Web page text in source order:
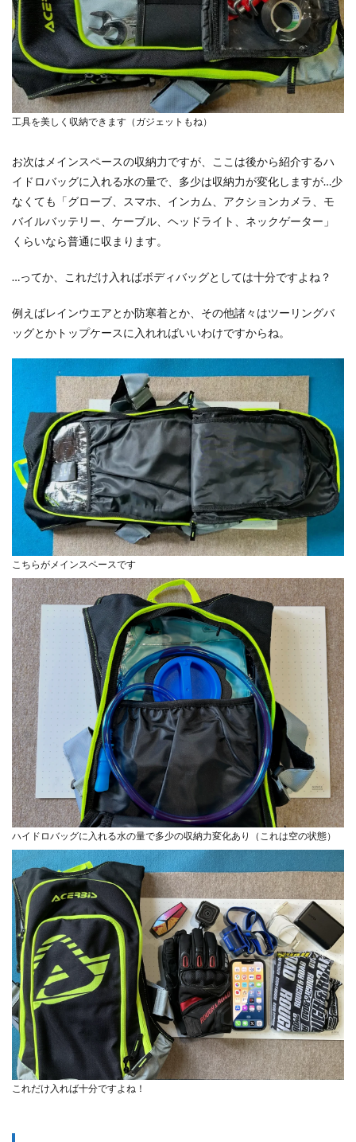
工具を美しく収納できます（ガジェットもね）
お次はメインスペースの収納力ですが、ここは後から紹介するハ
イドロバッグに入れる水の量で、多少は収納力が変化しますが…少
なくても「グローブ、スマホ、インカム、アクションカメラ、モ
バイルバッテリー、ケーブル、ヘッドライト、ネックゲーター」
くらいなら普通に収まります。
…ってか、これだけ入ればボディバッグとしては十分ですよね？
例えばレインウエアとか防寒着とか、その他諸々はツーリングバ
ッグとかトップケースに入れればいいわけですからね。
こちらがメインスペースです
ハイドロバッグに入れる水の量で多少の収納力変化あり（これは空の状態）
これだけ入れば十分ですよね！